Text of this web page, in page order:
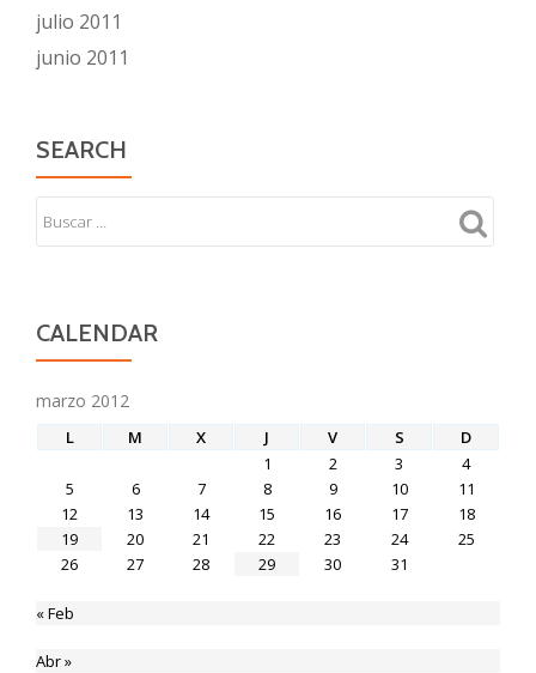
julio 2011
junio 2011
SEARCH
CALENDAR
marzo 2012
L M X J V S
D
1
2 3
4
5
6 7 8 9 10
11
12
13 14 15 16 17
18
19
20 21 22 23 24
25
26
27 28 29 30 31
« Feb
Abr »